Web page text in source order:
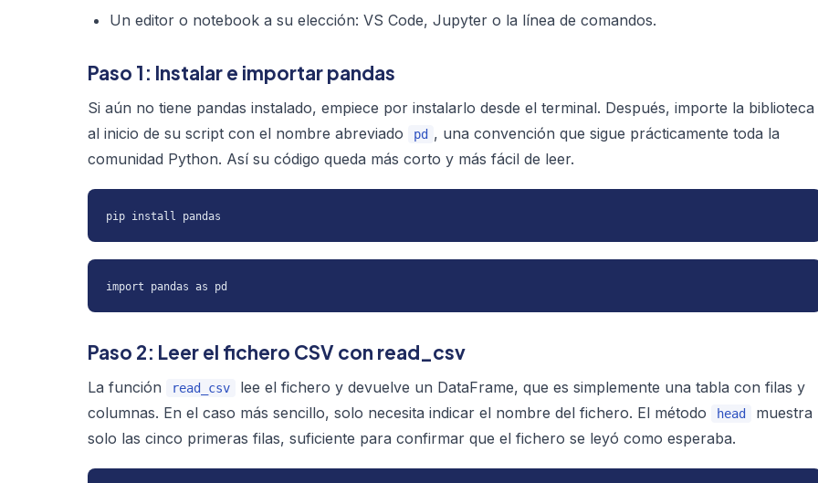
Un editor o notebook a su elección: VS Code, Jupyter o la línea de comandos.
Paso 1: Instalar e importar pandas
Si aún no tiene pandas instalado, empiece por instalarlo desde el terminal. Después, importe la biblioteca
al inicio de su script con el nombre abreviado
pd , una convención que sigue prácticamente toda la
comunidad Python. Así su código queda más corto y más fácil de leer.
pip install pandas
import pandas as pd
Paso 2: Leer el fichero CSV con read_csv
La función read_csv
lee el fichero y devuelve un DataFrame, que es simplemente una tabla con filas y
columnas. En el caso más sencillo, solo necesita indicar el nombre del fichero. El método
head
muestra
solo las cinco primeras filas, suficiente para confirmar que el fichero se leyó como esperaba.